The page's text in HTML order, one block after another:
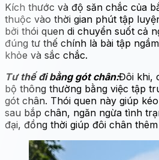
Kích thước và độ săn chắc của
thuộc vào thời gian phút tập
bởi thói quen di chuyển suốt cả
đúng tư thế chính là bài tập
khỏe và sắc chắc.
Tư thế đi bằng gót chân:Đôi khi,
bộ thông thường bằng việc tập
gót chân. Thói quen này giúp
sau bắp chân, ngăn ngừa tình
đại, đồng thời giúp đôi chân thêm